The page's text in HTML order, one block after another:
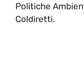
Politiche
Coldiretti.